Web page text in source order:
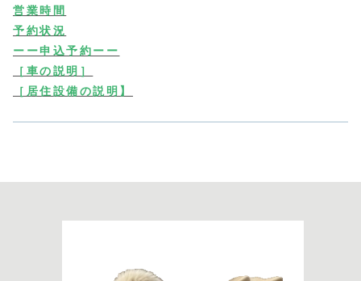
営業時間
予約状況
ーー申込予約ーー
［車の説明］
［居住設備の説明】